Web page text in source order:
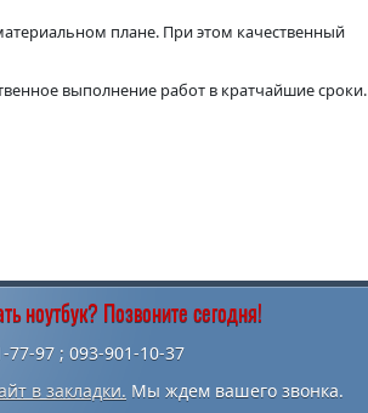
плане. При этом качественный
выполнение работ в кратчайшие сроки.
ноутбук? Позвоните сегодня!
77-97 ; 093-901-10-37
в закладки. Мы ждем вашего звонка.